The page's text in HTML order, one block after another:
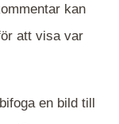
kan
att visa var
en bild till